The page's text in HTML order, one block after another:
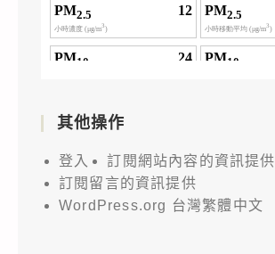
其他操作
登入
訂閱網站內容的資訊提供
訂閱留言的資訊提供
WordPress.org 台灣繁體中文